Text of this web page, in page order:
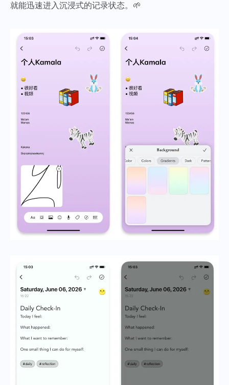
就能迅速进入沉浸式的记录状态。🌱